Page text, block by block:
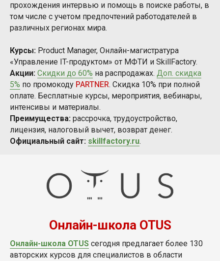
прохождения интервью и помощь в поиске работы, в
том числе с учетом предпочтений работодателей в
различных регионах мира.
Курсы: Product Manager, Онлайн-магистратура
«Управление IT-продуктом» от МФТИ и SkillFactory.
Акции: Скидки до 60% на распродажах. Доп. скидка
5% по промокоду PARTNER. Скидка 10% при полной
оплате. Бесплатные курсы, мероприятия, вебинары,
интенсивы и материалы.
Преимущества: рассрочка, трудоустройство,
лицензия, налоговый вычет, возврат денег.
Официальный сайт: skillfactory.ru.
Онлайн-школа OTUS
Онлайн-школа OTUS сегодня предлагает более 130
авторских курсов для специалистов в области